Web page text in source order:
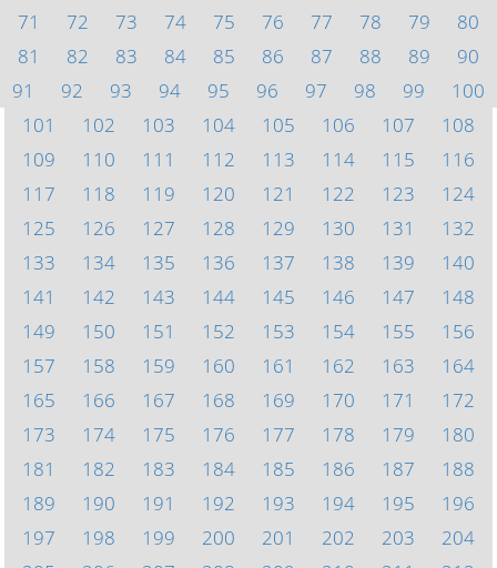
71
72 73 74 75 76 77 78 79
80
81
82 83 84 85 86 87 88 89
90
91
92 93 94 95 96 97 98 99
100
101
102 103 104 105 106 107
108
109
110 111 112 113 114 115
116
117
118 119 120 121 122 123
124
125
126 127 128 129 130 131
132
133
134 135 136 137 138 139
140
141
142 143 144 145 146 147
148
149
150 151 152 153 154 155
156
157
158 159 160 161 162 163
164
165
166 167 168 169 170 171
172
173
174 175 176 177 178 179
180
181
182 183 184 185 186 187
188
189
190 191 192 193 194 195
196
197
198 199 200 201 202 203
204